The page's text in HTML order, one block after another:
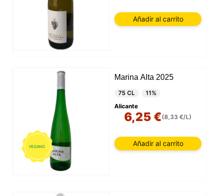
Añadir al carrito
VEGANO
Marina Alta 2025
75 CL
11%
Alicante
6,25 €(8,33 €/L)
Añadir al carrito